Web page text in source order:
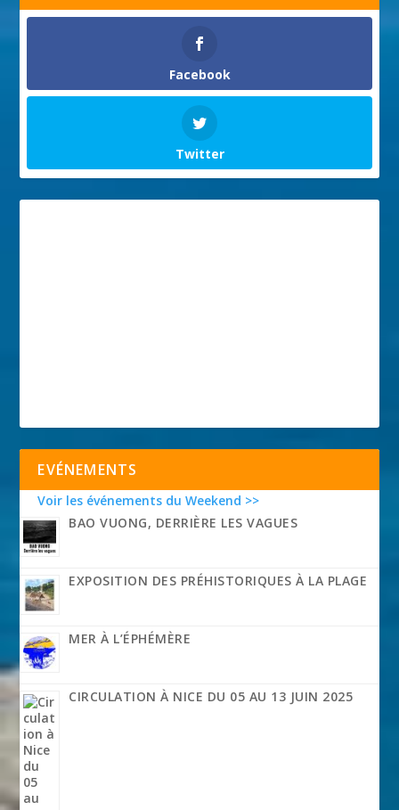
Facebook
Twitter
EVÉNEMENTS
Voir les événements du Weekend >>
BAO VUONG, DERRIÈRE LES VAGUES
EXPOSITION DES PRÉHISTORIQUES À LA PLAGE
MER À L’ÉPHÉMÈRE
CIRCULATION À NICE DU 05 AU 13 JUIN 2025